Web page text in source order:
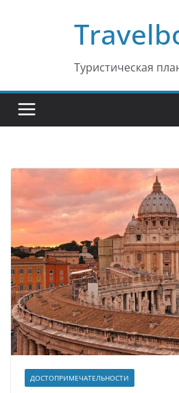
Туристическая
ДОСТОПРИМЕЧАТЕЛЬНОСТИ